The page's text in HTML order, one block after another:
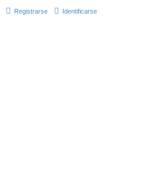
Identificarse
Registrarse